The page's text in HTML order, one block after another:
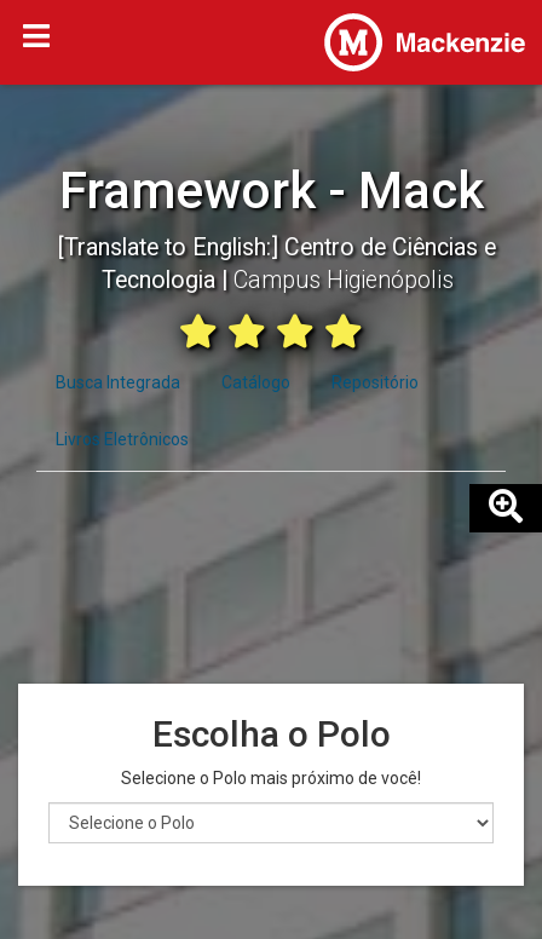
Framework - Mack
[Translate to English:] Centro de Ciências e
Tecnologia
Campus Higienópolis
Busca Integrada Catálogo Repositório
Livros Eletrônicos
Busca Integrada.
Escolha o Polo
Selecione o Polo mais próximo de você!